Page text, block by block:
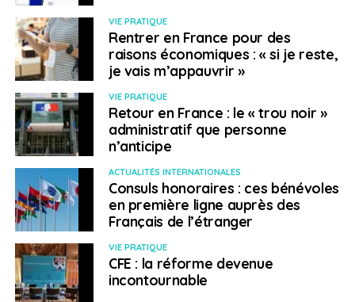
SUJETS ASSOCIÉS:
SUÈDE
A SUIVRE
Français du monde: Tenerife, un plan B pour les
touristes français cet hiver
NE RATEZ PAS
Français du monde. Covid-19 : Taïwan, l’élève
modèle
Emmanuel Langlois
VIE PRATIQUE
Rentrer en France pour des
raisons économiques : « si je reste,
je vais m’appauvrir »
VIE PRATIQUE
Retour en France : le « trou noir »
administratif que personne
n’anticipe
ACTUALITÉS INTERNATIONALES
Consuls honoraires : ces bénévoles
en première ligne auprès des
Français de l’étranger
VIE PRATIQUE
CFE : la réforme devenue
incontournable